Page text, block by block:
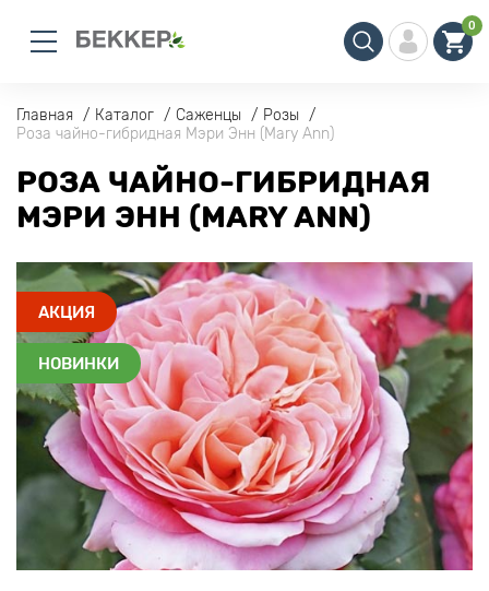
0
Главная Каталог Саженцы
Розы
Роза чайно-гибридная Мэри Энн (Mary Ann)
РОЗА ЧАЙНО-ГИБРИДНАЯ
МЭРИ ЭНН (MARY ANN)
АКЦИЯ
НОВИНКИ